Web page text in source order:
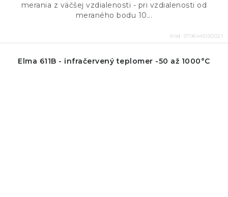
merania z väčšej vzdialenosti - pri vzdialenosti od
meraného bodu 10...
Kód: 5706445150021
Elma 611B - infračervený teplomer -50 až 1000°C